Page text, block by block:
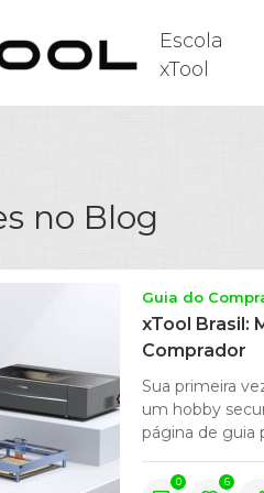
Escola
xTool
no Blog
Guia do
xTool Brasil:
Comprador
Sua primeira
um hobby
página de guia
0 6